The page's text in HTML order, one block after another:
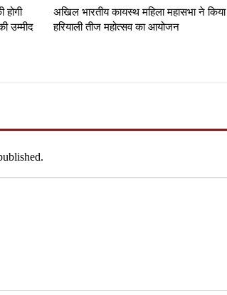
उम्मीद
अखिल भारतीय कायस्थ महिला महासभा ने किया
हरियाली तीज महोत्सव का आयोजन